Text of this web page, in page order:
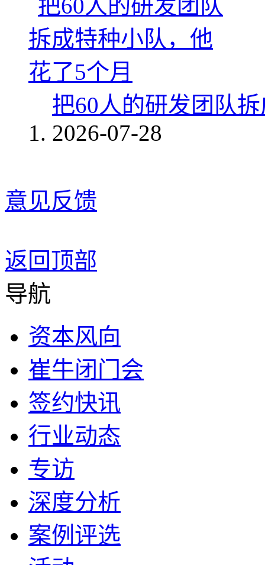
把60人的研发团队
2026-07-28
意见反馈
返回顶部
导航
资本风向
崔牛闭门会
签约快讯
行业动态
专访
深度分析
案例评选